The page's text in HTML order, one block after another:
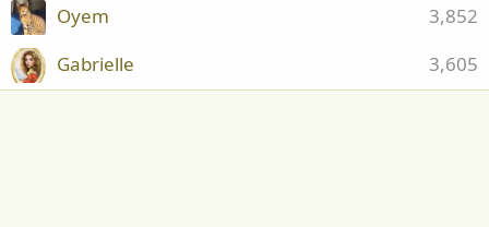
3,852
Oyem
3,605
Gabrielle